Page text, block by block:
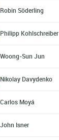
Robin Söderling
Philipp Kohlschreiber
Woong-Sun Jun
Nikolay Davydenko
Carlos Moyá
John Isner